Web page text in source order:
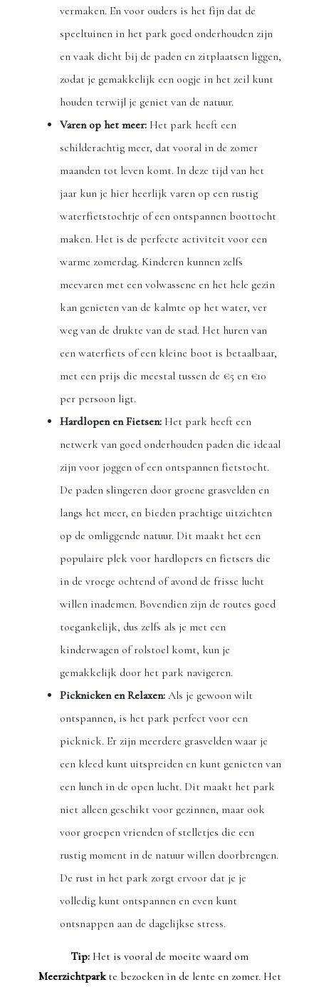
vermaken. En voor ouders is het fijn dat de
speeltuinen in het park goed onderhouden zijn
en vaak dicht bij de paden en zitplaatsen liggen,
zodat je gemakkelijk een oogje in het zeil kunt
houden terwijl je geniet van de natuur.
Varen op het meer: Het park heeft een
schilderachtig meer, dat vooral in de zomer
maanden tot leven komt. In deze tijd van het
jaar kun je hier heerlijk varen op een rustig
waterfietstochtje of een ontspannen boottocht
maken. Het is de perfecte activiteit voor een
warme zomerdag. Kinderen kunnen zelfs
meevaren met een volwassene en het hele gezin
kan genieten van de kalmte op het water, ver
weg van de drukte van de stad. Het huren van
een waterfiets of een kleine boot is betaalbaar,
met een prijs die meestal tussen de €5 en €10
per persoon ligt.
Hardlopen en Fietsen: Het park heeft een
netwerk van goed onderhouden paden die ideaal
zijn voor joggen of een ontspannen fietstocht.
De paden slingeren door groene grasvelden en
langs het meer, en bieden prachtige uitzichten
op de omliggende natuur. Dit maakt het een
populaire plek voor hardlopers en fietsers die
in de vroege ochtend of avond de frisse lucht
willen inademen. Bovendien zijn de routes goed
toegankelijk, dus zelfs als je met een
kinderwagen of rolstoel komt, kun je
gemakkelijk door het park navigeren.
Picknicken en Relaxen: Als je gewoon wilt
ontspannen, is het park perfect voor een
picknick. Er zijn meerdere grasvelden waar je
een kleed kunt uitspreiden en kunt genieten van
een lunch in de open lucht. Dit maakt het park
niet alleen geschikt voor gezinnen, maar ook
voor groepen vrienden of stelletjes die een
rustig moment in de natuur willen doorbrengen.
De rust in het park zorgt ervoor dat je je
volledig kunt ontspannen en even kunt
ontsnappen aan de dagelijkse stress.
Tip: Het is vooral de moeite waard om
Meerzichtparkte bezoeken in de lente en zomer. Het